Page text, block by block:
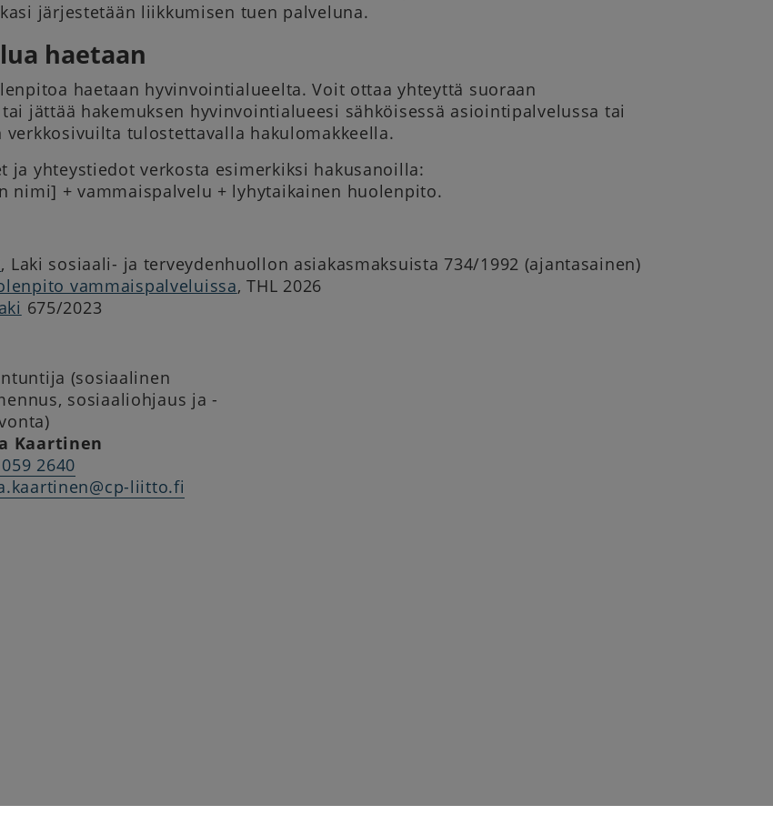
järjestetään liikkumisen tuen palveluna.
haetaan
haetaan hyvinvointialueelta. Voit ottaa yhteyttä suoraan
jättää hakemuksen hyvinvointialueesi sähköisessä asiointipalvelussa tai
verkkosivuilta tulostettavalla hakulomakkeella.
ja yhteystiedot verkosta esimerkiksi hakusanoilla:
nimi] + vammaispalvelu + lyhytaikainen huolenpito.
, Laki sosiaali- ja terveydenhuollon asiakasmaksuista 734/1992 (ajantasainen)
vammaispalveluissa, THL 2026
675/2023
(sosiaalinen
sosiaaliohjaus ja -
Kaartinen
2640
liitto.fi